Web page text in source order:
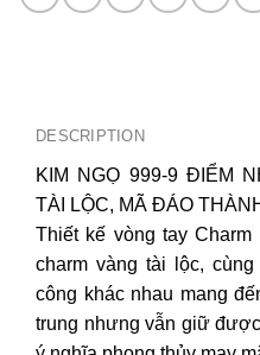
DESCRIPTION
KIM NGỌ 999-9 ĐIỂM
TÀI LỘC, MÃ ĐÁO
Thiết kế vòng tay
charm vàng tài lộc,
công khác nhau mang
trung nhưng vẫn giữ